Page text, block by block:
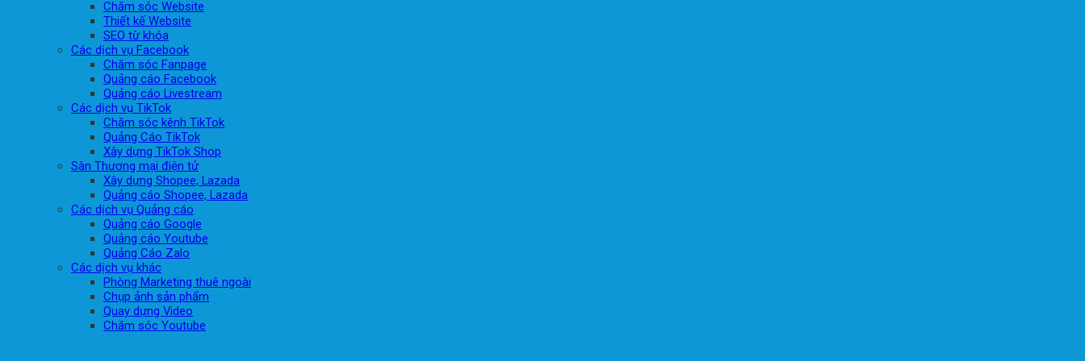
Chăm sóc Website
Thiết kế Website
SEO từ khóa
Các dịch vụ Facebook
Chăm sóc Fanpage
Quảng cáo Facebook
Quảng cáo Livestream
Các dịch vụ TikTok
Chăm sóc kênh TikTok
Quảng Cáo TikTok
Xây dựng TikTok Shop
Sàn Thương mại điện tử
Xây dựng Shopee, Lazada
Quảng cáo Shopee, Lazada
Các dịch vụ Quảng cáo
Quảng cáo Google
Quảng cáo Youtube
Quảng Cáo Zalo
Các dịch vụ khác
Phòng Marketing thuê ngoài
Chụp ảnh sản phẩm
Quay dựng Video
Chăm sóc Youtube